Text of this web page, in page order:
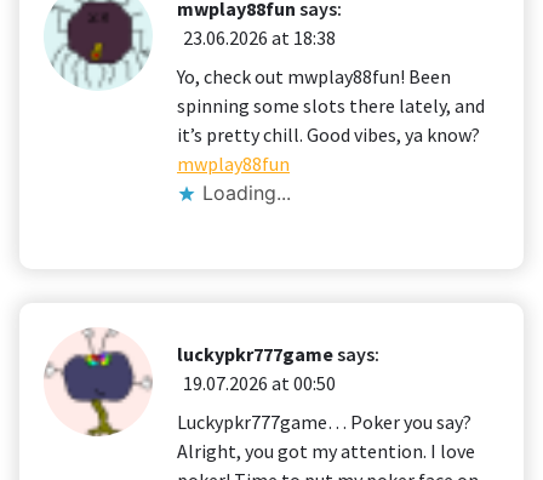
mwplay88fun says:
23.06.2026 at 18:38
Yo, check out mwplay88fun! Been
spinning some slots there lately, and
it’s pretty chill. Good vibes, ya know?
mwplay88fun
Loading...
luckypkr777gamesays:
19.07.2026 at 00:50
Luckypkr777game… Poker you say?
Alright, you got my attention. I love